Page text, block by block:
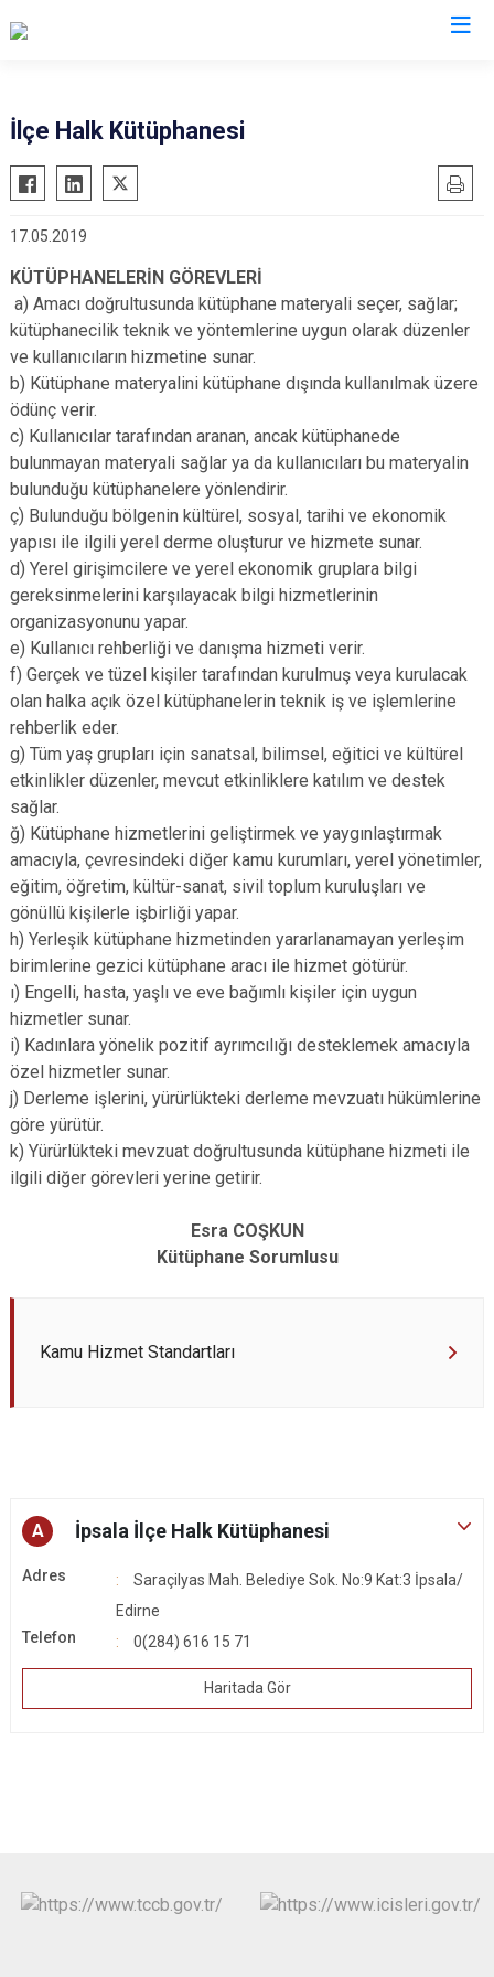
Enez
Havsa
İpsala
Keşan
Lalapaşa
Meriç
Süloğlu
Uzunköprü
İlçe Halk Kütüphanesi
17.05.2019
KÜTÜPHANELERİN GÖREVLERİ
a) Amacı doğrultusunda kütüphane materyali seçer, sağlar;
kütüphanecilik teknik ve yöntemlerine uygun olarak düzenler
ve kullanıcıların hizmetine sunar.
b) Kütüphane materyalini kütüphane dışında kullanılmak üzere
ödünç verir.
c) Kullanıcılar tarafından aranan, ancak kütüphanede
bulunmayan materyali sağlar ya da kullanıcıları bu materyalin
bulunduğu kütüphanelere yönlendirir.
ç) Bulunduğu bölgenin kültürel, sosyal, tarihi ve ekonomik
yapısı ile ilgili yerel derme oluşturur ve hizmete sunar.
d) Yerel girişimcilere ve yerel ekonomik gruplara bilgi
gereksinmelerini karşılayacak bilgi hizmetlerinin
organizasyonunu yapar.
e) Kullanıcı rehberliği ve danışma hizmeti verir.
f) Gerçek ve tüzel kişiler tarafından kurulmuş veya kurulacak
olan halka açık özel kütüphanelerin teknik iş ve işlemlerine
rehberlik eder.
g) Tüm yaş grupları için sanatsal, bilimsel, eğitici ve kültürel
etkinlikler düzenler, mevcut etkinliklere katılım ve destek
sağlar.
ğ) Kütüphane hizmetlerini geliştirmek ve yaygınlaştırmak
amacıyla, çevresindeki diğer kamu kurumları, yerel yönetimler,
eğitim, öğretim, kültür-sanat, sivil toplum kuruluşları ve
gönüllü kişilerle işbirliği yapar.
h) Yerleşik kütüphane hizmetinden yararlanamayan yerleşim
birimlerine gezici kütüphane aracı ile hizmet götürür.
ı) Engelli, hasta, yaşlı ve eve bağımlı kişiler için uygun
hizmetler sunar.
i) Kadınlara yönelik pozitif ayrımcılığı desteklemek amacıyla
özel hizmetler sunar.
j) Derleme işlerini, yürürlükteki derleme mevzuatı hükümlerine
göre yürütür.
k) Yürürlükteki mevzuat doğrultusunda kütüphane hizmeti ile
ilgili diğer görevleri yerine getirir.
Esra COŞKUN
Kütüphane Sorumlusu
Kamu Hizmet Standartları
A İpsala İlçe Halk Kütüphanesi
Adres
Saraçilyas Mah. Belediye Sok. No:9 Kat:3 İpsala/
Edirne
Telefon
0(284) 616 15 71
Haritada Gör